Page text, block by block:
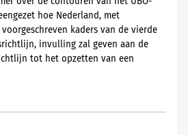
hoe Nederland, met
kaders van de vierde
invulling zal geven aan de
tot het opzetten van een